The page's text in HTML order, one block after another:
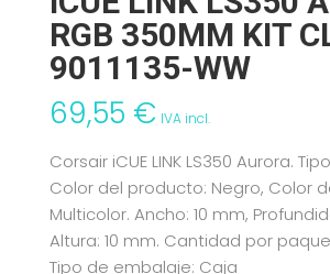
RGB 350MM KIT
9011135-WW
69,55 € IVA incl.
Corsair iCUE LINK LS350 Aurora.
Color del producto: Negro, Color
Multicolor. Ancho: 10 mm,
Altura: 10 mm. Cantidad por
Tipo de embalaje: Caja